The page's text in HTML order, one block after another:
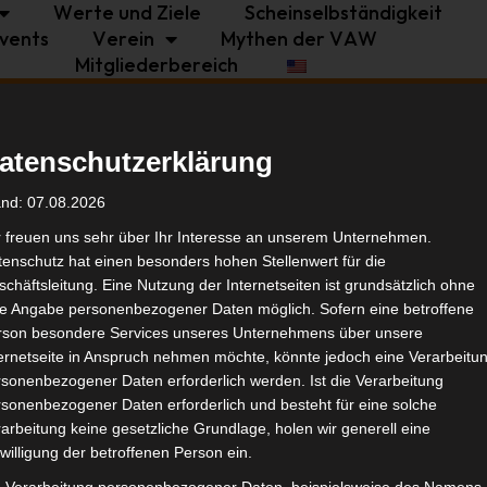
Werte und Ziele
Scheinselbständigkeit
Verein
Mythen der VAW
Mitgliederbereich
Basis der Vor-
19
07.08.2026
freuen uns sehr über Ihr Interesse an unserem Unternehmen.
hat einen besonders hohen Stellenwert für die
Eine Nutzung der Internetseiten ist grundsätzlich ohne
Angabe personenbezogener Daten möglich. Sofern eine betroffene
besondere Services unseres Unternehmens über unsere
in Anspruch nehmen möchte, könnte jedoch eine
Daten erforderlich werden. Ist die Verarbeitung
Daten erforderlich und besteht für eine solche
keine gesetzliche Grundlage, holen wir generell eine
der betroffenen Person ein.